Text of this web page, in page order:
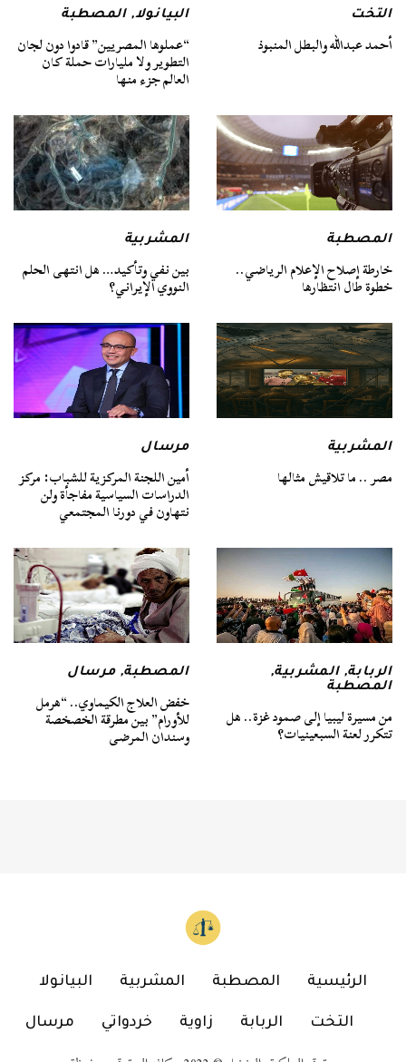
التخت
أحمد عبدالله والبطل المنبوذ
البيانولا,المصطبة
“عملوها المصريين” قادوا دون لجان
التطوير ولا مليارات حملة كان
العالم جزء منها
المصطبة
خارطة إصلاح الإعلام الرياضي..
خطوة طال انتظارها
المشربية
بين نفي وتأكيد… هل انتهى الحلم
النووي الإيراني؟
المشربية
مصر .. ما تلاقيش مثالها
مرسال
أمين اللجنة المركزية للشباب: مركز
الدراسات السياسية مفاجأة ولن
نتهاون في دورنا المجتمعي
الربابة,المشربية,
المصطبة
من مسيرة ليبيا إلى صمود غزة.. هل
تتكرر لعنة السبعينيات؟
المصطبة,مرسال
خفض العلاج الكيماوي.. “هرمل
للأورام” بين مطرقة الخصخصة
وسندان المرضى
الرئيسية المصطبة المشربية البيانولا
التخت الربابة زاوية خردواتي مرسال